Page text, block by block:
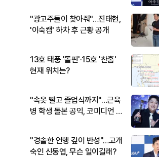
"광고주들이 찾아줘"…진태현,
'이숙캠' 하차 후 근황 공개
13호 태풍 '돌핀'·15호 '찬홈'
현재 위치는?
"속옷 빨고 졸업식까지"…근육
병 학생 돌본 공익, 코미디언 김
"경솔한 언행 깊이 반성"…고개
숙인 신동엽, 무슨 일이길래?